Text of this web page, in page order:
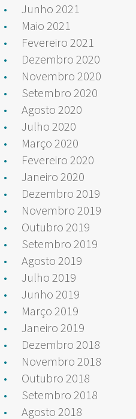
Junho 2021
Maio 2021
Fevereiro 2021
Dezembro 2020
Novembro 2020
Setembro 2020
Agosto 2020
Julho 2020
Março 2020
Fevereiro 2020
Janeiro 2020
Dezembro 2019
Novembro 2019
Outubro 2019
Setembro 2019
Agosto 2019
Julho 2019
Junho 2019
Março 2019
Janeiro 2019
Dezembro 2018
Novembro 2018
Outubro 2018
Setembro 2018
Agosto 2018